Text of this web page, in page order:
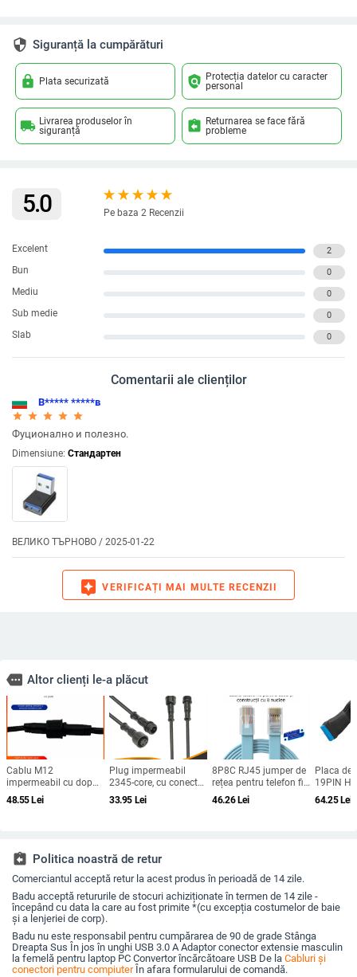
security Siguranță la cumpărături
lock Plata securizată policy Protecția datelor cu caracter
personal
local_shipping Livrarea produselor în
siguranță
assignment_return Returnarea se face fără
probleme
5.0 Pe baza 2 Recenzii
Excelent 2
Bun 0
Mediu 0
Sub medie 0
Slab 0
Comentarii ale clienților
В***** *****в
star_rate
star_rate
star_rate
star_rate
star_rate
Фуционално и полезно.
Dimensiune: Стандартен
ВЕЛИКО ТЪРНОВО / 2025-01-22
assistant VERIFICAȚI MAI MULTE RECENZII
more Altor clienți le-a plăcut
Cablu M12
impermeabil cu dop
de praf pentru
iluminat sub cornișă,
alimentare
personalizabil
48.55Lei
Plug impermeabil
2345-core, cu conector
LED masculin/feminin,
cablu negru pentru
33.95 Lei
8P8C RJ45 jumper de
rețea pentru telefon fix
— cupru fără oxigen, 2
m, contacte placate cu
46.26Lei
Placa de
19PIN
Extensie
19Pin
64.25Lei
assignment_return Politica noastră de retur
Comerciantul acceptă retur la acest produs în perioadă de 14 zile.
Badu acceptă retururile de stocuri achiziționate în termen de 14 zile -
începând cu data la care au fost primite *(cu excepția costumelor de baie
și a lenjeriei de corp).
Badu nu este responsabil pentru cumpărarea de 90 de grade Stânga
Dreapta Sus În jos în unghi USB 3.0 A Adaptor conector extensie masculin
la femelă pentru laptop PC Convertor încărcătoare USB De la Cabluri și
conectori pentru compiuterÎn afara formularului de comandă.